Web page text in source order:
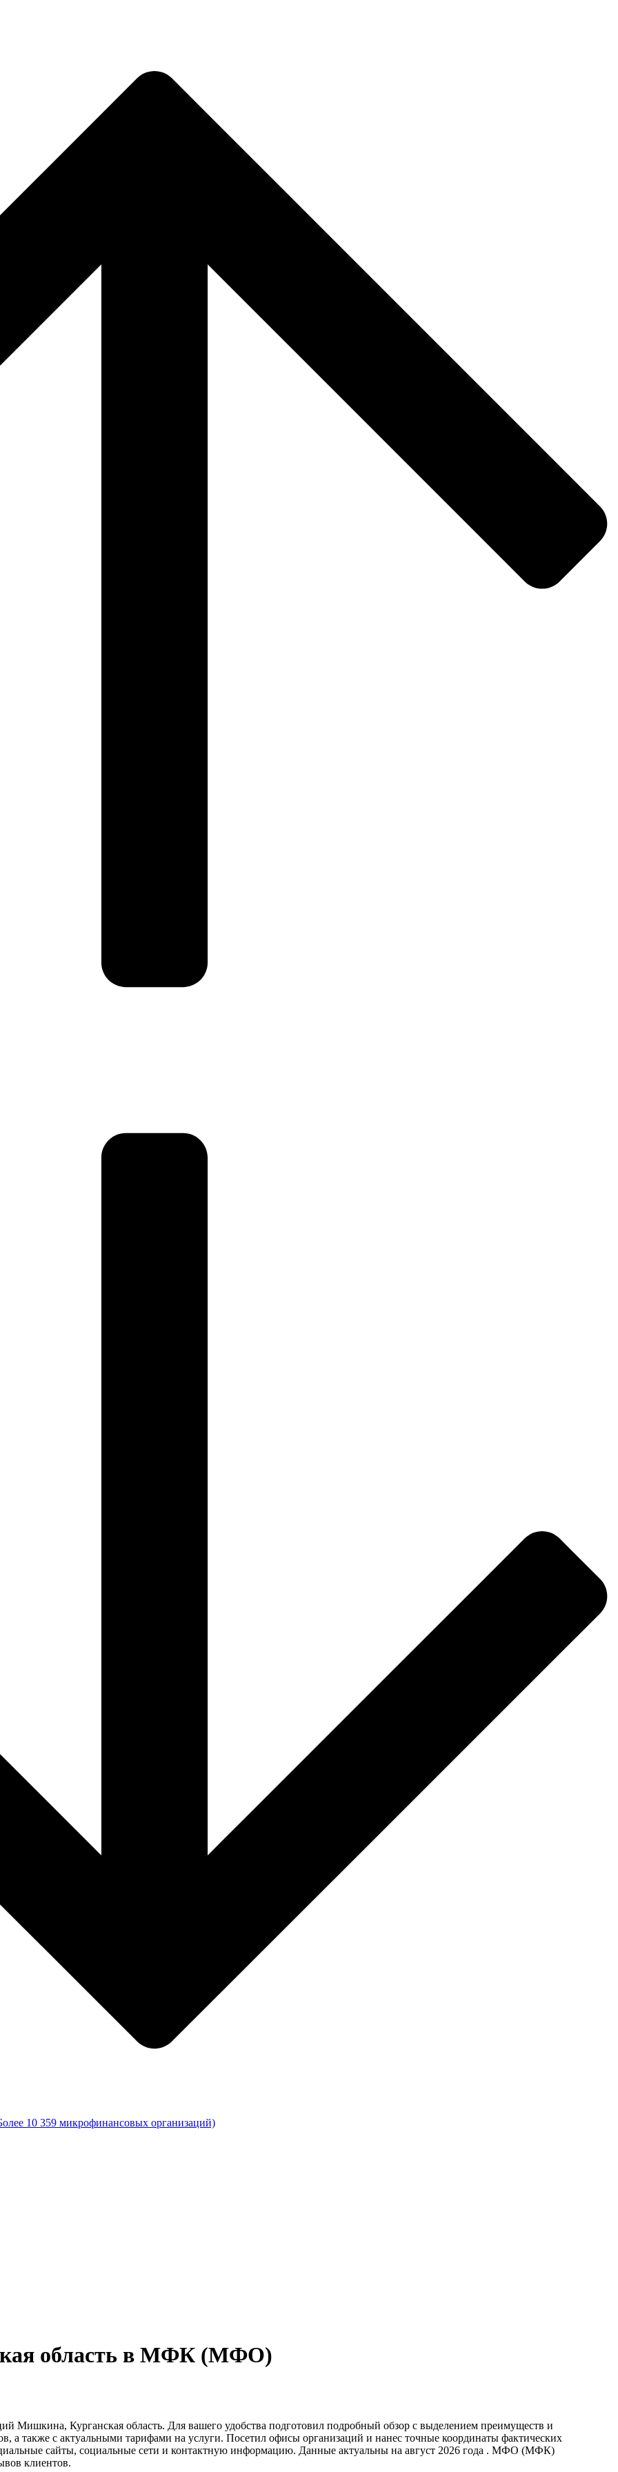
область в МФК (МФО)
Мишкина, Курганская область. Для вашего удобства подготовил подробный обзор с выделением преимуществ и
а также с актуальными тарифами на услуги. Посетил офисы организаций и нанес точные координаты фактических
сайты, социальные сети и контактную информацию. Данные актуальны на август 2026 года . МФО (МФК)
клиентов.